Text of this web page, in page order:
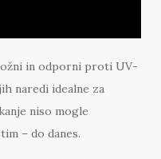
in odporni proti UV-
naredi idealne za
niso mogle
– do danes.